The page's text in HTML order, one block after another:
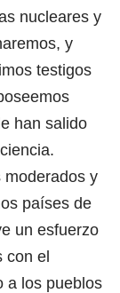
nucleares y
y
testigos
han salido
moderados y
países de
un esfuerzo
con el
a los pueblos